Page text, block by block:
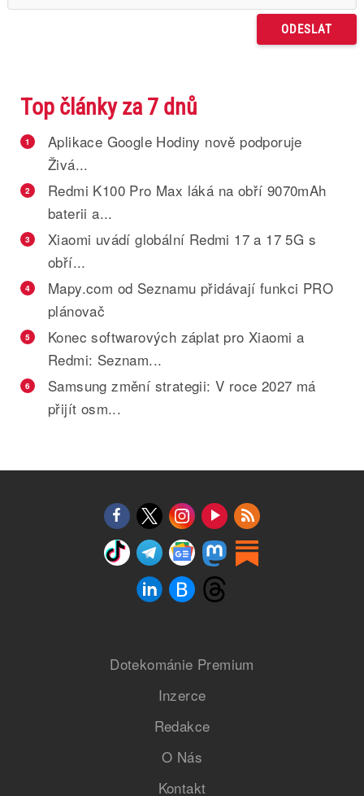
Top články za 7 dnů
1
Aplikace Google Hodiny nově podporuje
Živá...
2
Redmi K100 Pro Max láká na obří 9070mAh
baterii a...
3
Xiaomi uvádí globální Redmi 17 a 17 5G s
obří...
4
Mapy.com od Seznamu přidávají funkci PRO
plánovač
5
Konec softwarových záplat pro Xiaomi a
Redmi: Seznam...
6
Samsung změní strategii: V roce 2027 má
přijít osm...
Dotekománie Premium
Inzerce
Redakce
O Nás
Kontakt